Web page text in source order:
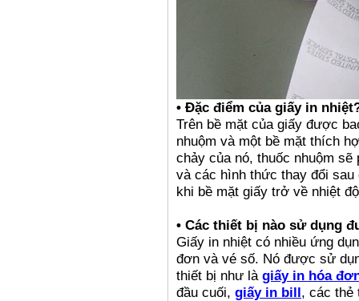
• Đặc điểm của giấy in
Trên bề mặt của giấy được
nhuộm và một bề mặt thích
chảy của nó, thuốc nhuộm
và các hình thức thay đổi
khi bề mặt giấy trở về nhiệt
• Các thiết bị nào sử dụng
Giấy in nhiệt có nhiều ứng
đơn và vé số. Nó được sử
thiết bị như là giấy in hóa
đầu cuối, giấy in bill, các thẻ